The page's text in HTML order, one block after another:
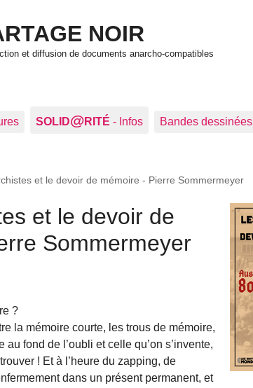
NOIR
et diffusion de documents anarcho-compatibles
SOLID@RITÉ - Infos Bandes dessinées
et le devoir de mémoire - Pierre Sommermeyer
et le devoir de
Sommermeyer
?
la mémoire courte, les trous de mémoire,
au fond de l’oubli et celle qu’on s’invente,
! Et à l’heure du zapping, de
dans un présent permanent, et